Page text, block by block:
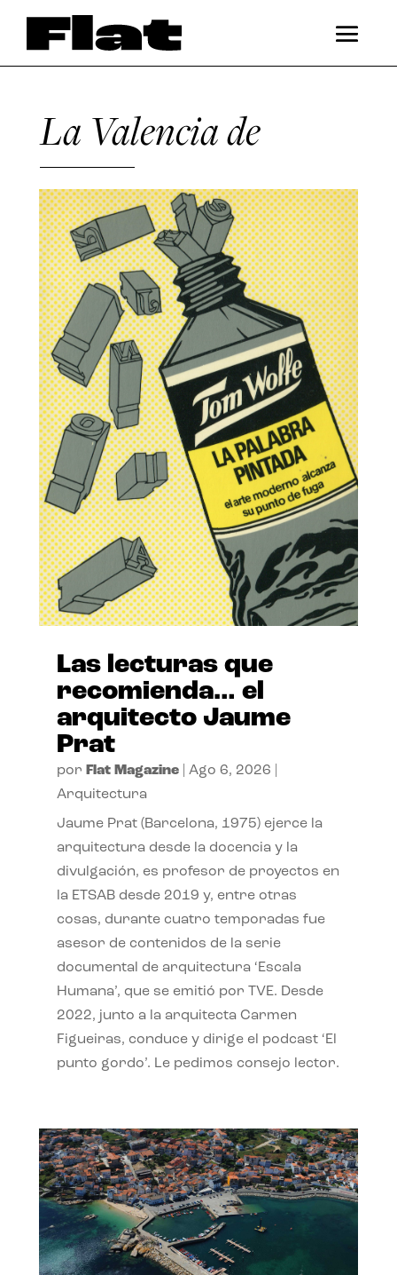
La Valencia de
Las lecturas que
recomienda… el
arquitecto Jaume
Prat
por Flat Magazine| Ago 6, 2026
Arquitectura
Jaume Prat (Barcelona, 1975) ejerce la
arquitectura desde la docencia y la
divulgación, es profesor de proyectos en
la ETSAB desde 2019 y, entre otras
cosas, durante cuatro temporadas fue
asesor de contenidos de la serie
documental de arquitectura ‘Escala
Humana’, que se emitió por TVE. Desde
2022, junto a la arquitecta Carmen
Figueiras, conduce y dirige el podcast ‘El
punto gordo’. Le pedimos consejo lector.